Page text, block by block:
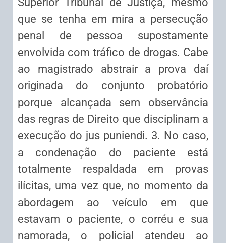
que se tenha em mira a persecução
penal de pessoa supostamente
envolvida com tráfico de drogas. Cabe
ao magistrado abstrair a prova daí
originada do conjunto probatório
porque alcançada sem observância
das regras de Direito que disciplinam a
execução do jus puniendi. 3. No caso,
a condenação do paciente está
totalmente respaldada em provas
ilícitas, uma vez que, no momento da
abordagem ao veículo em que
estavam o paciente, o corréu e sua
namorada, o policial atendeu ao